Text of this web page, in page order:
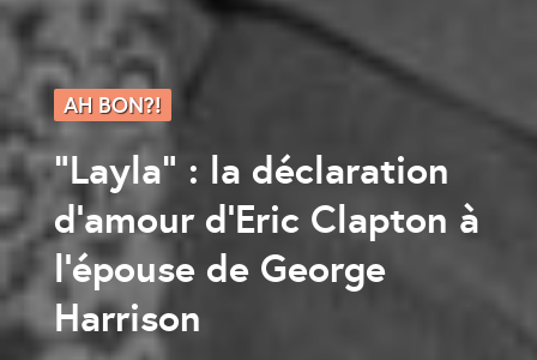
AH BON?!
“Layla” : la déclaration
d’amour d’Eric Clapton à
l’épouse de George
Harrison